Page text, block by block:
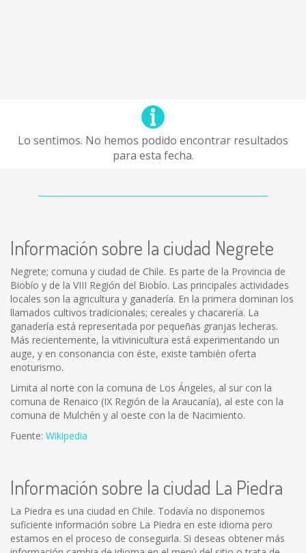
Lo sentimos. No hemos podido encontrar resultados
para esta fecha.
Información sobre la ciudad Negrete
Negrete; comuna y ciudad de Chile. Es parte de la Provincia de
Biobío y de la VIII Región del Biobío. Las principales actividades
locales son la agricultura y ganadería. En la primera dominan los
llamados cultivos tradicionales; cereales y chacarería. La
ganadería está representada por pequeñas granjas lecheras.
Más recientemente, la vitivinicultura está experimentando un
auge, y en consonancia con éste, existe también oferta
enoturismo.
Limita al norte con la comuna de Los Ángeles, al sur con la
comuna de Renaico (IX Región de la Araucanía), al este con la
comuna de Mulchén y al oeste con la de Nacimiento.
Fuente: Wikipedia
Información sobre la ciudad La Piedra
La Piedra es una ciudad en Chile. Todavía no disponemos
suficiente información sobre La Piedra en este idioma pero
estamos en el proceso de conseguirla. Si deseas obtener más